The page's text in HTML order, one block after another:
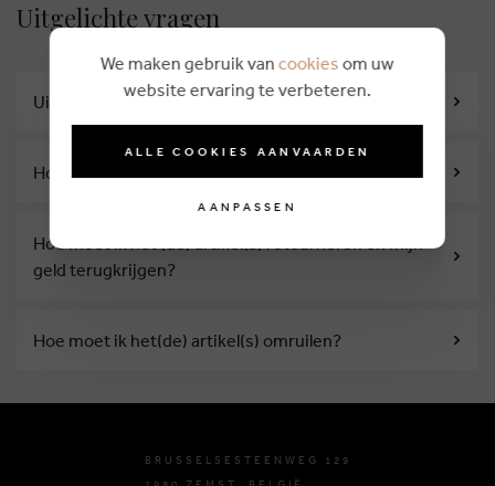
Uitgelichte vragen
Uit welke leveringsmethodes kan ik kiezen?
Hoeveel kost een verzending?
Hoe moet ik het (de) artikel(s) retourneren en mijn
geld terugkrijgen?
Hoe moet ik het(de) artikel(s) omruilen?
BRUSSELSESTEENWEG 129
We maken gebruik van cookies om uw
website ervaring te verbeteren.
ALLE COOKIES AANVAARDEN
AANPASSEN